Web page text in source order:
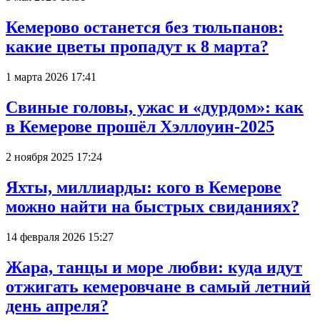
Кемерово останется без тюльпанов:
какие цветы пропадут к 8 марта?
1 марта 2026 17:41
Свиные головы, ужас и «дурдом»: как
в Кемерове прошёл Хэллоуин-2025
2 ноября 2025 17:24
Яхты, миллиарды: кого в Кемерове
можно найти на быстрых свиданиях?
14 февраля 2026 15:27
Жара, танцы и море любви: куда идут
отжигать кемеровчане в самый летний
день апреля?